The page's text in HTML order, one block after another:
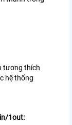
tương thích
hệ thống
1out: